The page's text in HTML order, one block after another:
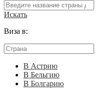
Искать
Виза в:
В Астрию
В Бельгию
В Болгарию